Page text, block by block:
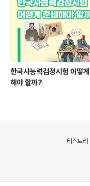
한국사능력검정시험 어떻게
해야 할까?
티스토리